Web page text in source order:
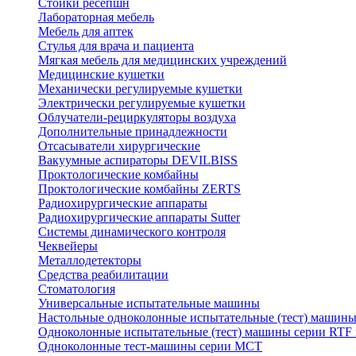
Стойки ресепшн
Лабораторная мебель
Мебель для аптек
Стулья для врача и пациента
Мягкая мебель для медицинских учреждений
Медицинские кушетки
Механически регулируемые кушетки
Электрически регулируемые кушетки
Облучатели-рециркуляторы воздуха
Дополнительные принадлежности
Отсасыватели хирургические
Вакуумные аспираторы DEVILBISS
Проктологические комбайны
Проктологические комбайны ZERTS
Радиохирургические аппараты
Радиохирургические аппараты Sutter
Системы динамического контроля
Чеквейеры
Металлодетекторы
Средства реабилитации
Стоматология
Универсальные испытательные машины
Настольные одноколонные испытательные (тест)
Одноколонные испытательные (тест) машины серии RTF
Одноколонные тест-машины серии MCT